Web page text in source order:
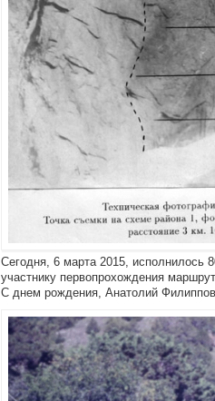
Сегодня, 6 марта 2015, исполнилось
участнику первопрохождения
С днем рождения, Анатолий